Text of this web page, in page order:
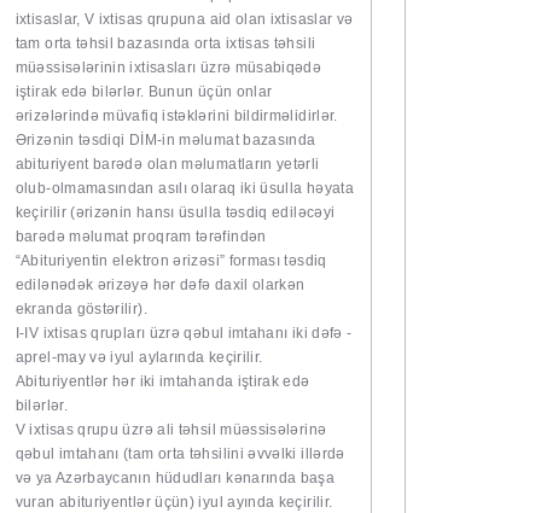
ixtisaslar, V ixtisas qrupuna aid olan ixtisaslar və
tam orta təhsil bazasında orta ixtisas təhsili
müəssisələrinin ixtisasları üzrə müsabiqədə
iştirak edə bilərlər. Bunun üçün onlar
ərizələrində müvafiq istəklərini bildirməlidirlər.
Ərizənin təsdiqi DİM-in məlumat bazasında
abituriyent barədə olan məlumatların yetərli
olub-olmamasından asılı olaraq iki üsulla həyata
keçirilir (ərizənin hansı üsulla təsdiq ediləcəyi
barədə məlumat proqram tərəfindən
“Abituriyentin elektron ərizəsi” forması təsdiq
edilənədək ərizəyə hər dəfə daxil olarkən
ekranda göstərilir).
I-IV ixtisas qrupları üzrə qəbul imtahanı iki dəfə -
aprel-may və iyul aylarında keçirilir.
Abituriyentlər hər iki imtahanda iştirak edə
bilərlər.
V ixtisas qrupu üzrə ali təhsil müəssisələrinə
qəbul imtahanı (tam orta təhsilini əvvəlki illərdə
və ya Azərbaycanın hüdudları kənarında başa
vuran abituriyentlər üçün) iyul ayında keçirilir.